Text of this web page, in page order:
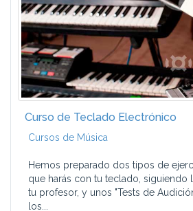
Curso de Teclado Electrónico
Cursos de Música
Hemos preparado dos tipos de
que harás con tu teclado, siguiendo
tu profesor, y unos "Tests de
los...